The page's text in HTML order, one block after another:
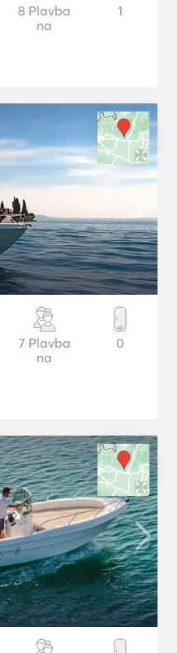
8 Plavba
na
1
7 Plavba
na
0